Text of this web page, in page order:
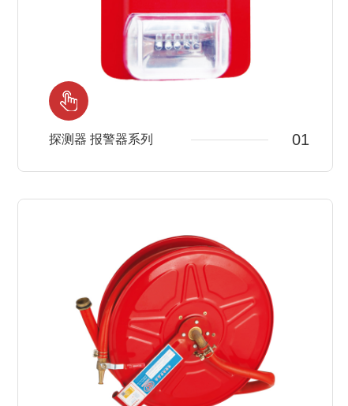
探测器 报警器系列 01